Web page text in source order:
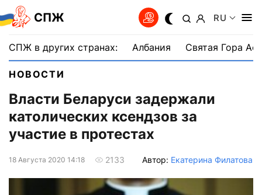
СПЖ RU
СПЖ в других странах: Албания Святая Гора
НОВОСТИ
Власти Беларуси задержали
католических ксендзов за
участие в протестах
18 Августа 2020 14:18 2133 Автор: Екатерина Филатова